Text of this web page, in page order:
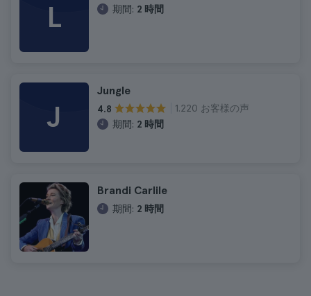
L 期間: 2 時間
J
Jungle
4.8
1.220 お客様の声
期間: 2 時間
Brandi Carlile
期間: 2 時間